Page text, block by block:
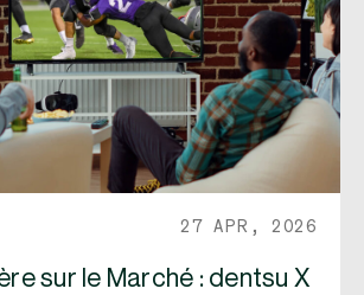
27 APR, 2026
sur le Marché : dentsu X